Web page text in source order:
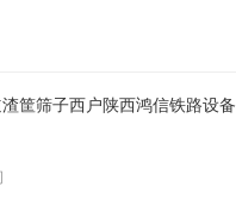
筐筛子西户陕西鸿信铁路设备